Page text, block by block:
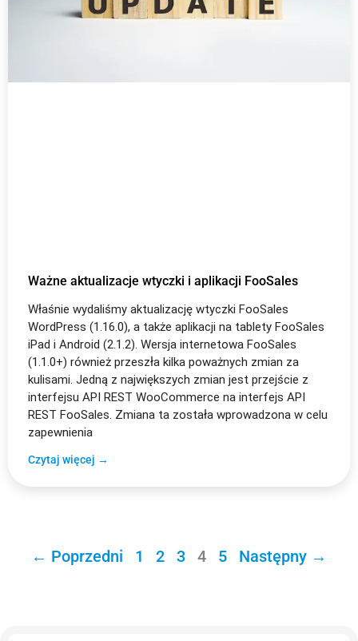
Ważne aktualizacje wtyczki i aplikacji FooSales
Właśnie wydaliśmy aktualizację wtyczki FooSales
WordPress (1.16.0), a także aplikacji na tablety FooSales
iPad i Android (2.1.2). Wersja internetowa FooSales
(1.1.0+) również przeszła kilka poważnych zmian za
kulisami. Jedną z największych zmian jest przejście z
interfejsu API REST WooCommerce na interfejs API
REST FooSales. Zmiana ta została wprowadzona w celu
zapewnienia
Czytaj więcej →
← Poprzedni 1 2 3 4 5 Następny →